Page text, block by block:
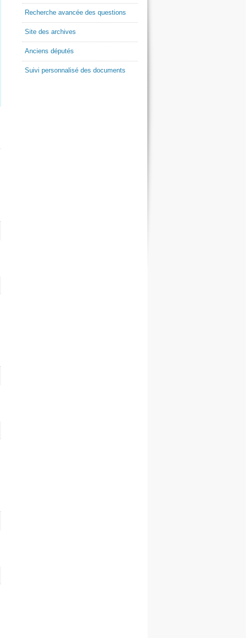
Recherche avancée des questions
Site des archives
Anciens députés
Suivi personnalisé des documents